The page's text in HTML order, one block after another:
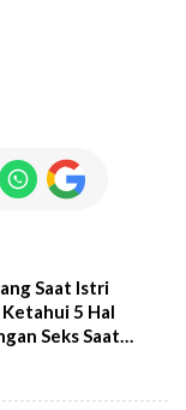
Saat Istri
5 Hal
Seks Saat
Aman